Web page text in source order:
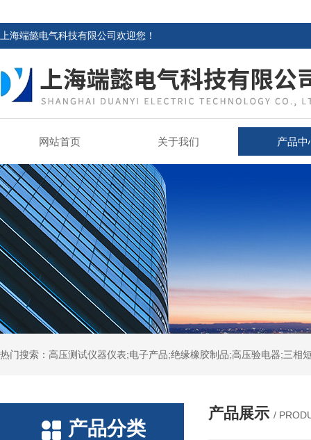
上海端懿电气科技有限公司欢迎您！
网站首页 关于我们 产品中
热门搜索：高压测试仪器仪表;电子产品;绝缘橡胶制品;高压验电器;三
产品分类
产品展示 /